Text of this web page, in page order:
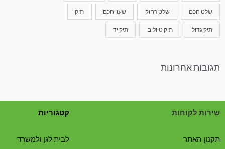
שלט חכם שלט רחוק שעון חכם תיק
תיק גדול תיק טיולים תיק יד
תגובות אחרונות
שירות לקוחות
תקנון האתר
קטגוריות
לבית לגן ולמשרד